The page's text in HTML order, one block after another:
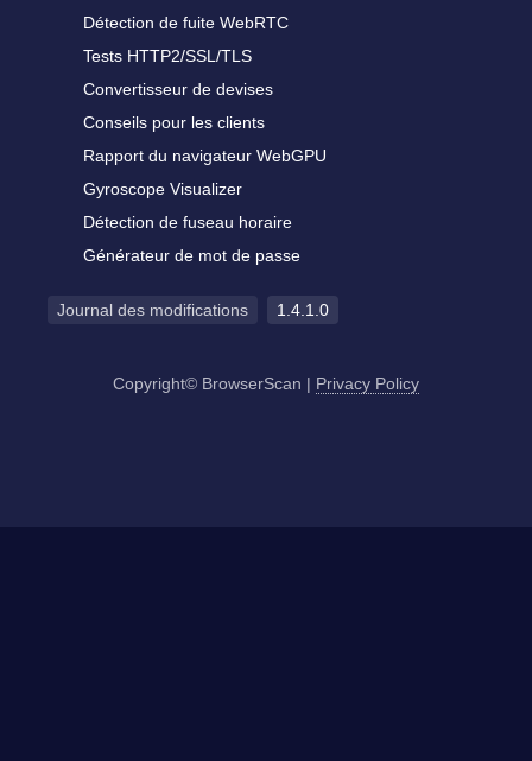
Détection de fuite WebRTC
Tests HTTP2/SSL/TLS
Convertisseur de devises
Conseils pour les clients
Rapport du navigateur WebGPU
Gyroscope Visualizer
Détection de fuseau horaire
Générateur de mot de passe
Journal des modifications 1.4.1.0
Copyright© BrowserScan | Privacy Policy